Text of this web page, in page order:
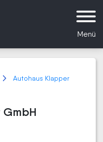
Menü
Autohaus Klapper